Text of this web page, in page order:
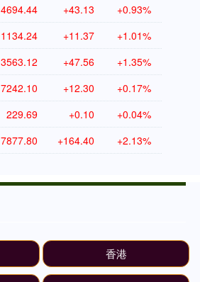
4694.44 +43.13 +0.93%
1134.24 +11.37 +1.01%
3563.12 +47.56 +1.35%
7242.10 +12.30 +0.17%
229.69 +0.10 +0.04%
7877.80 +164.40 +2.13%
香港